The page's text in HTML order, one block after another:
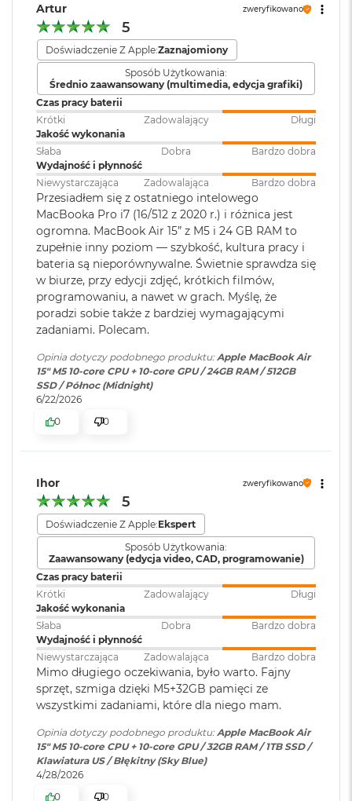
r
2
5
6
G
B
M
a
c
o
o
k
A
i
r
5
1
2
G
B
M
a
c
B
o
o
i
B
M
c
B
o
o
k
A
i
r
2
T
B
M
a
c
B
Apple M5
Apple M5 (10-rdzeniowy procesor CPU + 10-rdzeniowy procesor
GPU + 16-rdzeniowy system Neural Engine)
Akceleratory Neural Accelerator
Sprzętowa akceleracja ray tracingu
153 GB/s przepustowości pamięci
Silnik multimedialny
Sprzętowa akceleracja obsługi H.264, HEVC, ProRes i ProRes RAW
Silnik dekodowania wideo
Silnik kodowania wideo
Silnik kodujący i dekodujący format ProRes
Ładowanie i rozbudowa
Gniazdo słuchawkowe 3,5 mm
Dwa porty Thunderbolt 4 (USB-C) obsługujące:
Ładowanie
DisplayPort
Thunderbolt 4 (do 40 Gb/s)
USB 4 (do 40 Gb/s)
Obsługa wyświetlaczy
Obsługa maksymalnie dwóch wyświetlaczy zewnętrznych:
Dwa wyświetlacze o natywnej rozdzielczości do 6K przy 60
Klawiatura
numeryczna
Podświetlana
klawiatura:
TAK
Touch ID TAK
Obsługa
wyświetlaczy:
Obsługa maks. dwóch
wyświetlaczy zewnętrznych do
6K przy 60 Hz lub jednego
wyświetlacza do 8K przy 60 Hz.
Odtwarzanie wideo: Obsługiwane formaty: m.in.
HEVC,H.264, AV1 i ProRes; HDR z
Dolby Vision, HDR10 i HLG
Odtwarzanie
dźwięku:
Obsługiwane formaty: m.in.
Zainstalowany
system operacyjny
operacyjnego:
macOS Sequoia lub nowszy
Dołączone
oprogramowanie
Wbudowane aplikacje systemu
macOS
Dodatkowe
informacje:
Klawiatura z Touch ID, Gładzik
Force Touch wyczuwający siłę
nacisku, Czujnik światła
otoczenia
Układ klawiatury
Artur zweryfikowano
5
Doświadczenie Z Apple:Zaznajomiony
Sposób Użytkowania:
Średnio zaawansowany (multimedia, edycja grafiki)
Czas pracy baterii
Krótki
Zadowalający
Długi
Jakość wykonania
Słaba
Dobra
Bardzo dobra
Wydajność i płynność
Niewystarczająca
Zadowalająca Bardzo dobra
Przesiadłem się z ostatniego intelowego
MacBooka Pro i7 (16/512 z 2020 r.) i różnica jest
ogromna. MacBook Air 15” z M5 i 24 GB RAM to
zupełnie inny poziom — szybkość, kultura pracy i
bateria są nieporównywalne. Świetnie sprawdza się
w biurze, przy edycji zdjęć, krótkich filmów,
programowaniu, a nawet w grach. Myślę, że
poradzi sobie także z bardziej wymagającymi
zadaniami. Polecam.
Opinia dotyczy podobnego produktu:Apple MacBook Air
15" M5 10‑core CPU + 10‑core GPU / 24GB RAM / 512GB
SSD / Północ (Midnight)
6/22/2026
0
0
Ihor zweryfikowano
5
Doświadczenie Z Apple:Ekspert
Sposób Użytkowania:
Zaawansowany (edycja video, CAD, programowanie)
Czas pracy baterii
Krótki
Zadowalający
Długi
Jakość wykonania
Słaba
Dobra
Bardzo dobra
Wydajność i płynność
Niewystarczająca
Zadowalająca Bardzo dobra
Mimo długiego oczekiwania, było warto. Fajny
sprzęt, szmiga dzięki M5+32GB pamięci ze
wszystkimi zadaniami, które dla niego mam.
Opinia dotyczy podobnego produktu:Apple MacBook Air
15" M5 10‑core CPU + 10‑core GPU / 32GB RAM / 1TB SSD /
Klawiatura US / Błękitny (Sky Blue)
4/28/2026
0
0